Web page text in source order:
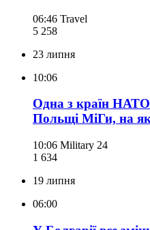
06:46 Travel
5 258
23 липня
10:06
Одна з країн НАТО
Польщі МіГи, на
10:06 Military 24
1 634
19 липня
06:00